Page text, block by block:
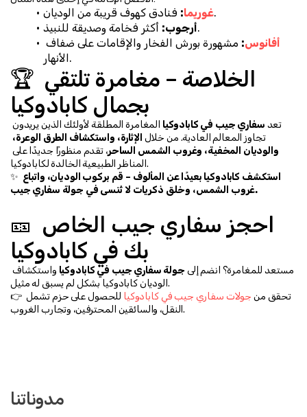
غوريما:
فنادق كهوف قريبة من الوديان.
أرجوب: أكثر فخامة وصديقة للنبيذ.
أفانوس:
الأنهار.
🏆 الخلاصة – مغامرة تلتقي
بجمال كابادوكيا
تعد سفاري جيب في كابادوكيا
تجاوز المعالم العادية. من خلال
والوديان المخفية، وغروب الشمس الساحر
المناظر الطبيعية الخالدة لكابادوكيا.
✨
غروب الشمس، وخلق ذكريات لا تُنسى في جولة سفاري جيب.
🎫 احجز سفاري جيب الخاص
بك في كابادوكيا
مستعد للمغامرة؟ انضم إلى جولة سفاري جيب في كابادوكيا
الوديان كابادوكيا بشكل لم يسبق له مثيل.
👉 تحقق من جولات سفاري جيب في كابادوكيا
النقل، والسائقين المحترفين، وتجارب الغروب.
مدوناتنا